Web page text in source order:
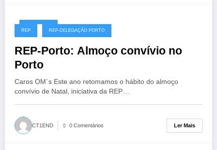
28/11/2019
REP REP-DELEGAÇÃO PORTO
REP-Porto: Almoço convívio no
Porto
Caros OM´s Este ano retomamos o hábito do almoço
convívio de Natal, iniciativa da REP…
CT1END 0 Comentários Ler Mais